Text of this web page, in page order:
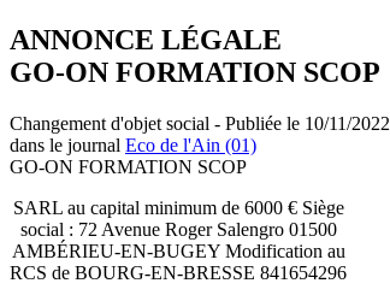
ANNONCE LÉGALE
GO-ON FORMATION SCOP
Changement d'objet social - Publiée le 10/11/2022
dans le journal Eco de l'Ain (01)
GO-ON FORMATION SCOP
SARL au capital minimum de 6000 € Siège
social : 72 Avenue Roger Salengro 01500
AMBÉRIEU-EN-BUGEY Modification au
RCS de BOURG-EN-BRESSE 841654296